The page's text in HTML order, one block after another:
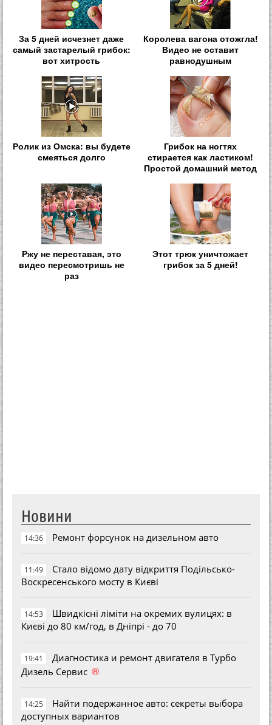
За 5 дней исчезнет даже
самый застарелый грибок:
вот хитрость
Королева вагона отожгла!
Видео не оставит
равнодушным
Ролик из Омска: вы будете
смеяться долго
Грибок на ногтях
стирается как ластиком!
Простой домашний метод
Ржу не переставая, это
видео пересмотришь не
раз
Этот трюк уничтожает
грибок за 5 дней!
Новини
14:36 Ремонт форсунок на дизельном авто
11:49
Стало відомо дату відкриття Подільсько-
Воскресенського мосту в Києві
14:53
Швидкісні ліміти на окремих вулицях: в
Києві до 80 км/год, в Дніпрі - до 70
19:41
Диагностика и ремонт двигателя в Турбо
Дизель Сервис ®
14:25
Найти подержанное авто: секреты выбора
доступных вариантов